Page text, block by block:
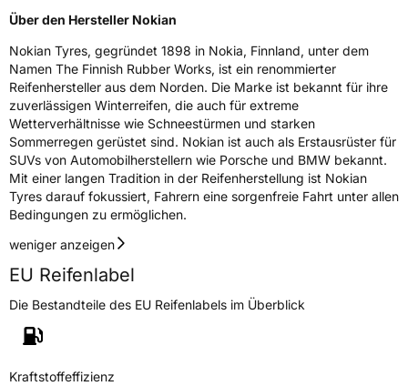
Über den Hersteller Nokian
Nokian Tyres, gegründet 1898 in Nokia, Finnland, unter dem
Namen The Finnish Rubber Works, ist ein renommierter
Reifenhersteller aus dem Norden. Die Marke ist bekannt für ihre
zuverlässigen Winterreifen, die auch für extreme
Wetterverhältnisse wie Schneestürmen und starken
Sommerregen gerüstet sind. Nokian ist auch als Erstausrüster für
SUVs von Automobilherstellern wie Porsche und BMW bekannt.
Mit einer langen Tradition in der Reifenherstellung ist Nokian
Tyres darauf fokussiert, Fahrern eine sorgenfreie Fahrt unter allen
Bedingungen zu ermöglichen.
weniger anzeigen
EU Reifenlabel
Die Bestandteile des EU Reifenlabels im Überblick
Kraftstoffeffizienz